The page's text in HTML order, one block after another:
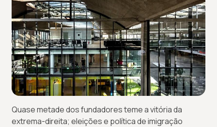
Quase metade dos fundadores teme a vitória da
extrema-direita; eleições e política de imigração